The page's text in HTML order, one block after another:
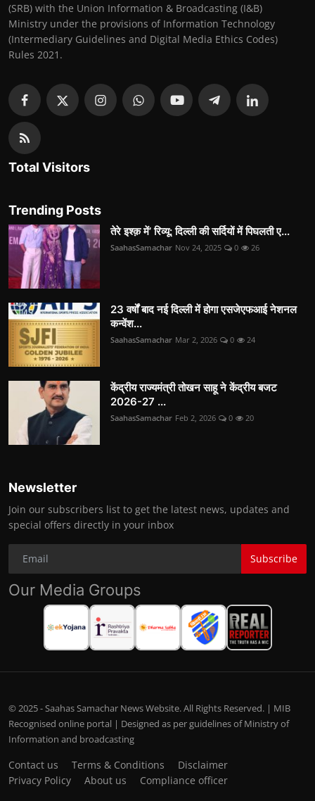
(SRB) with the Union Information & Broadcasting (I&B)
Ministry under the provisions of Information Technology
(Intermediary Guidelines and Digital Media Ethics Codes)
Rules 2021.
Total Visitors
Trending Posts
तेरे इश्क़ में’ रिव्यू: दिल्ली की सर्दियों में पिघलती ए...
SaahasSamachar Nov 24, 2025 0 26
23 वर्षों बाद नई दिल्ली में होगा एसजेएफआई नेशनल
कन्वेंश...
SaahasSamachar Mar 2, 2026 0 24
केंद्रीय राज्यमंत्री तोखन साहू ने केंद्रीय बजट
2026-27 ...
SaahasSamachar Feb 2, 2026 0 20
Newsletter
Join our subscribers list to get the latest news, updates and
special offers directly in your inbox
Subscribe
Our Media Groups
© 2025 - Saahas Samachar News Website. All Rights Reserved. | MIB
Recognised online portal | Designed as per guidelines of Ministry of
Information and broadcasting
Contact us Terms & Conditions
Disclaimer
Privacy Policy
About us Compliance officer